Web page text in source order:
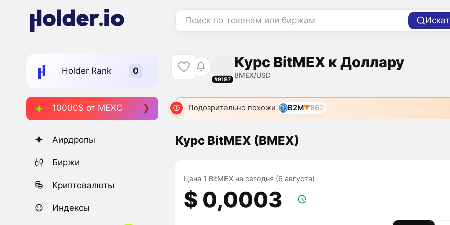
Поиск по токенам или биржам
Holder Rank
10000$ от MEXC
Аирдропы
Биржи
Криптовалюты
Индексы
#9187
Курс BitMEX к Доллару
BMEX/USD
Подозрительно похожи B2M 862
Курс BitMEX (BMEX)
Цена 1 BitMEX на сегодня (6 августа)
$ 0,0003